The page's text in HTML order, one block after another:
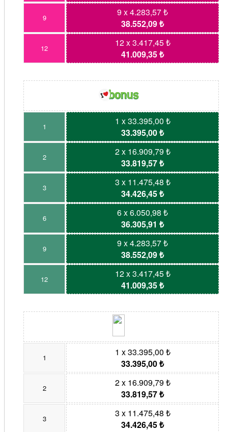
9
9 x 4.283,57 ₺
38.552,09 ₺
12
12 x 3.417,45 ₺
41.009,35 ₺
1
1 x 33.395,00 ₺
33.395,00 ₺
2
2 x 16.909,79 ₺
33.819,57 ₺
3
3 x 11.475,48 ₺
34.426,45 ₺
6
6 x 6.050,98 ₺
36.305,91 ₺
9
9 x 4.283,57 ₺
38.552,09 ₺
12
12 x 3.417,45 ₺
41.009,35 ₺
1
1 x 33.395,00 ₺
33.395,00 ₺
2
2 x 16.909,79 ₺
33.819,57 ₺
3
3 x 11.475,48 ₺
34.426,45 ₺